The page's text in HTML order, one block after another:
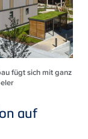
fügt sich mit ganz
auf